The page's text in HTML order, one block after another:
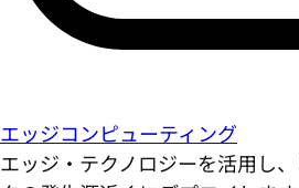
エッジコンピューティング
エッジ・テクノロジーを活用し